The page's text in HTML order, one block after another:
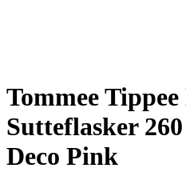
Tommee
Sutteflasker
Deco Pink